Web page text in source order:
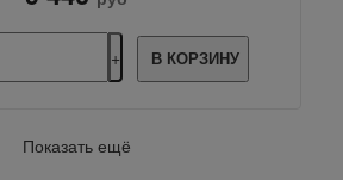
В КОРЗИНУ
Показать ещё